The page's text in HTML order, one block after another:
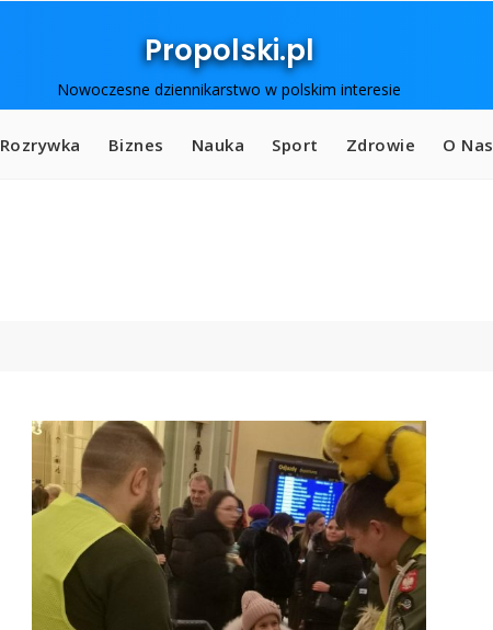
Propolski.pl
Nowoczesne dziennikarstwo w polskim interesie
Rozrywka Biznes Nauka Sport Zdrowie O Nas